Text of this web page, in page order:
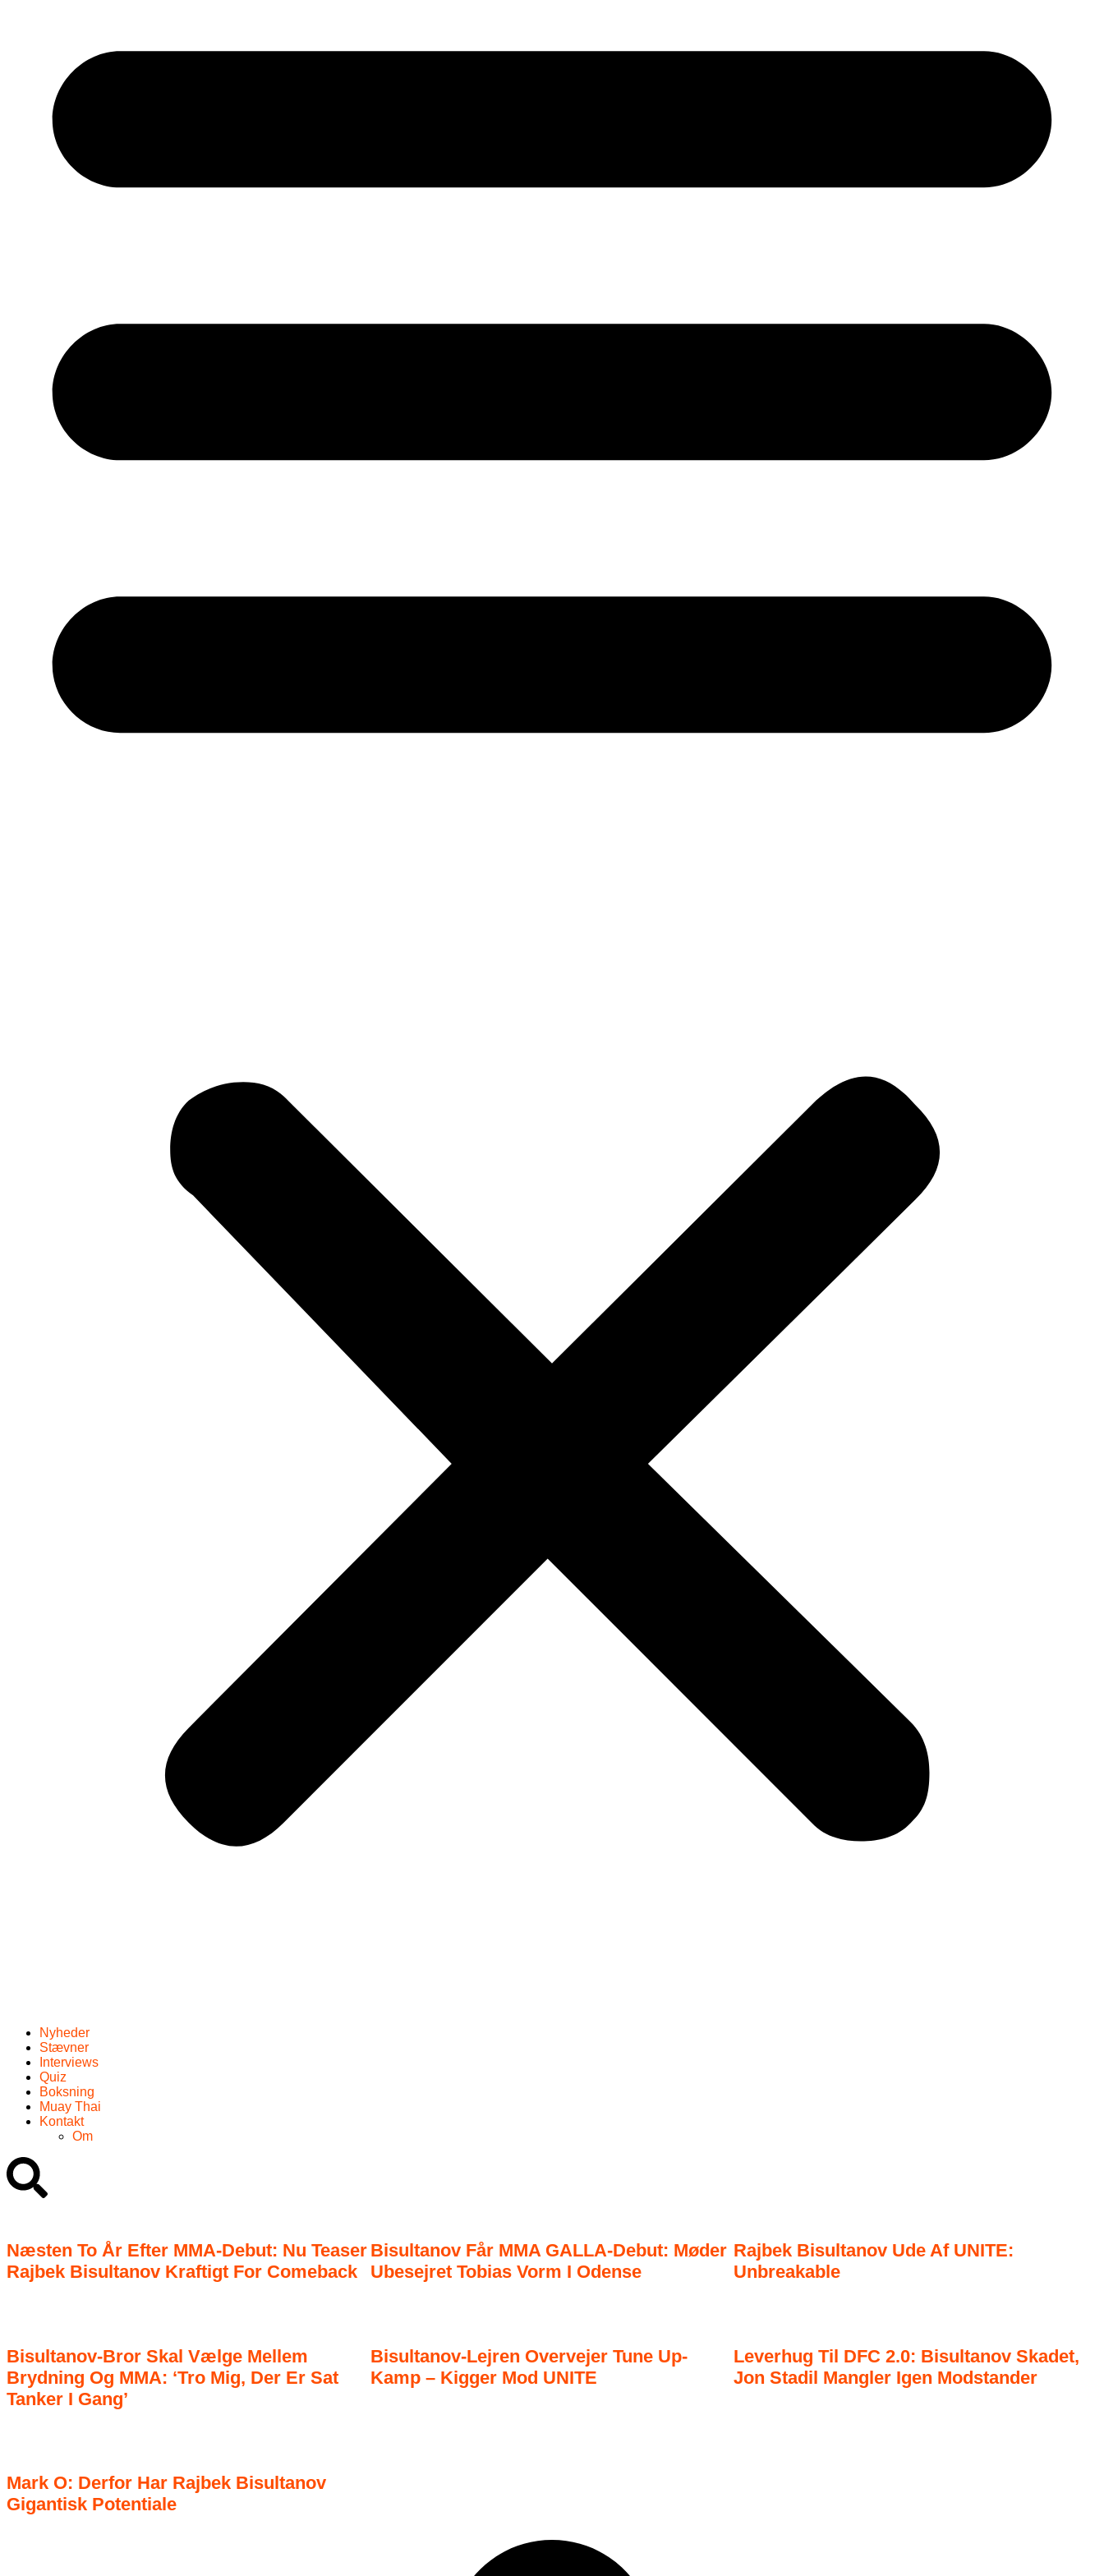
Nyheder
Stævner
Interviews
Quiz
Boksning
Muay Thai
Kontakt
Om
Næsten To År Efter MMA-Debut: Nu Teaser
Rajbek Bisultanov Kraftigt For Comeback
Bisultanov Får MMA GALLA-Debut: Møder
Ubesejret Tobias Vorm I Odense
Rajbek Bisultanov Ude Af UNITE:
Unbreakable
Bisultanov-Bror Skal Vælge Mellem
Brydning Og MMA: ‘Tro Mig, Der Er Sat
Tanker I Gang’
Bisultanov-Lejren Overvejer Tune Up-
Kamp – Kigger Mod UNITE
Leverhug Til DFC 2.0: Bisultanov Skadet,
Jon Stadil Mangler Igen Modstander
Mark O: Derfor Har Rajbek Bisultanov
Gigantisk Potentiale